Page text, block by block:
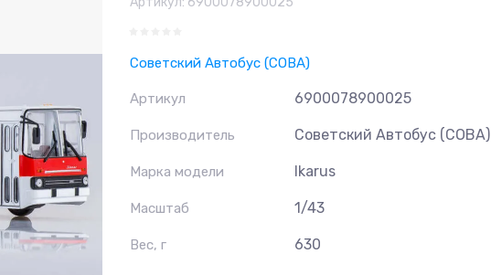
Советский Автобус (СОВА)
Артикул 6900078900025
Производитель Советский Автобус (СОВА)
Марка модели Ikarus
Масштаб 1/43
Вес, г 630